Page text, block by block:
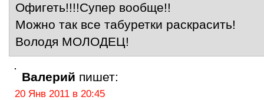
Офигеть!!!!Супер вообще!!
Можно так все табуретки раскрасить!
Володя МОЛОДЕЦ!
Валерий пишет:
20 Янв 2011 в 20:45